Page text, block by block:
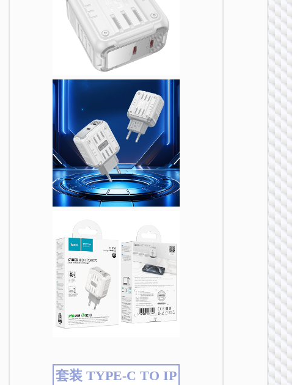
套装 TYPE-C TO IP
充电
AC20B
规转欧
UK to
充电